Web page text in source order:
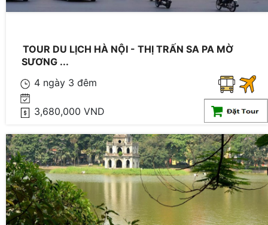
TOUR DU LỊCH HÀ NỘI - THỊ TRẤN SA PA MỜ
SƯƠNG ...
4 ngày 3 đêm
3,680,000 VND